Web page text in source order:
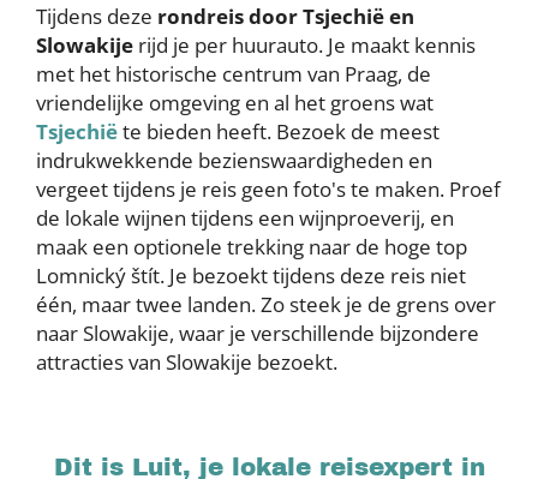
Tijdens deze rondreis door Tsjechië en
Slowakije rijd je per huurauto. Je maakt kennis
met het historische centrum van Praag, de
vriendelijke omgeving en al het groens wat
Tsjechiëte bieden heeft. Bezoek de meest
indrukwekkende bezienswaardigheden en
vergeet tijdens je reis geen foto's te maken. Proef
de lokale wijnen tijdens een wijnproeverij, en
maak een optionele trekking naar de hoge top
Lomnický štít. Je bezoekt tijdens deze reis niet
één, maar twee landen. Zo steek je de grens over
naar Slowakije, waar je verschillende bijzondere
attracties van Slowakije bezoekt.
Dit is Luit, je lokale reisexpert in